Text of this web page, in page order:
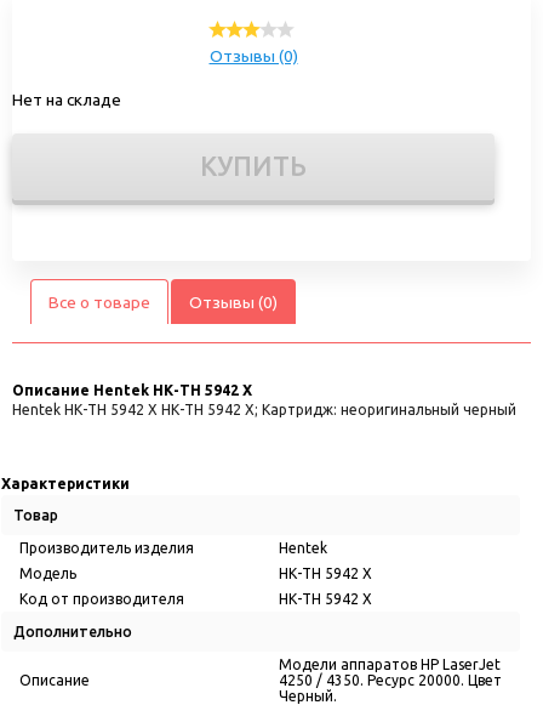
Отзывы (0)
Нет на складе
КУПИТЬ
Все о товаре Отзывы (0)
Описание Hentek НК-TH 5942 Х
Hentek НК-TH 5942 Х НК-TH 5942 Х; Картридж: неоригинальный черный
Характеристики
Товар
Производитель изделия
Hentek
Модель
НК-TH 5942 Х
Код от производителя
НК-TH 5942 Х
Дополнительно
Описание
Модели аппаратов HP LaserJet
4250 / 4350. Ресурс 20000. Цвет
Черный.